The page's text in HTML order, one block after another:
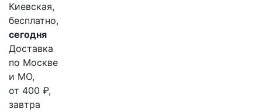
Киевская,
бесплатно,
сегодня
Доставка
по Москве
и МО,
от 400 ₽,
завтра